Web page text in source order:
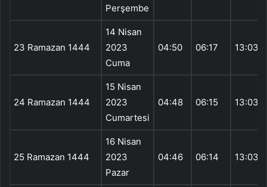
Perşembe
23 Ramazan 1444
14 Nisan
2023
Cuma
04:50 06:17 13:03
24 Ramazan 1444
15 Nisan
2023
Cumartesi
04:48 06:15 13:03
25 Ramazan 1444
16 Nisan
2023
Pazar
04:46 06:14 13:03